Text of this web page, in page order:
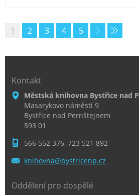
1 2 3 4 5
Kontakt
Městská knihovna Bystřice nad
Masarykovo náměstí 9
Bystřice nad Pernštejnem
593 01
566 552 376, 723 521 892
knihovna@bystricenp.cz
Oddělení pro dospělé